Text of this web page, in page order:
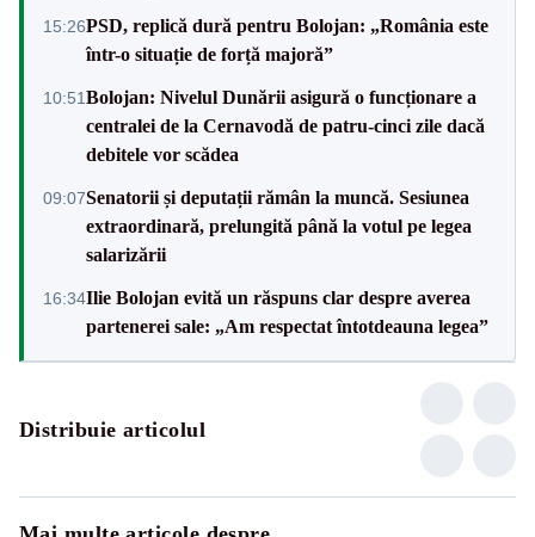
15:26PSD, replică dură pentru Bolojan: „România este
într-o situație de forță majoră”
10:51Bolojan: Nivelul Dunării asigură o funcționare a
centralei de la Cernavodă de patru-cinci zile dacă
debitele vor scădea
09:07Senatorii și deputații rămân la muncă. Sesiunea
extraordinară, prelungită până la votul pe legea
salarizării
16:34Ilie Bolojan evită un răspuns clar despre averea
partenerei sale: „Am respectat întotdeauna legea”
Distribuie articolul